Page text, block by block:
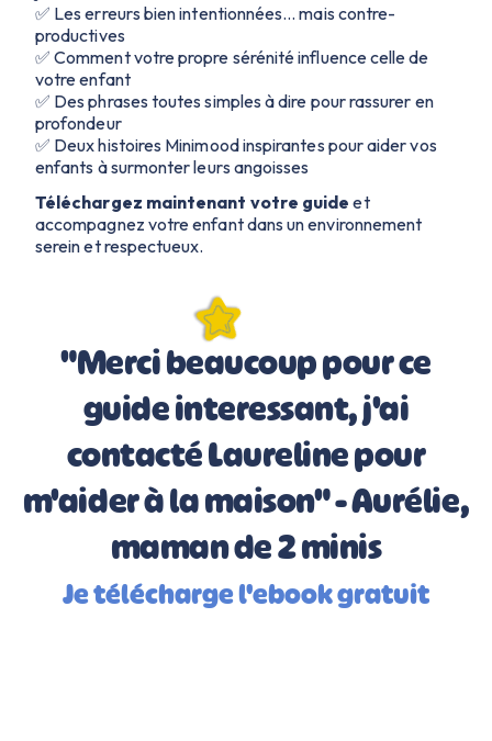
✅ Les erreurs bien intentionnées… mais contre-
productives
✅ Comment votre propre sérénité influence celle de
votre enfant
✅ Des phrases toutes simples à dire pour rassurer en
profondeur
✅ Deux histoires Minimood inspirantes pour aider vos
enfants à surmonter leurs angoisses
Téléchargez maintenant votre guide et
accompagnez votre enfant dans un environnement
serein et respectueux.
"Merci beaucoup pour ce
guide interessant, j'ai
contacté Laureline pour
m'aider à la maison" - Aurélie,
maman de 2 minis
Je télécharge l'ebook gratuit